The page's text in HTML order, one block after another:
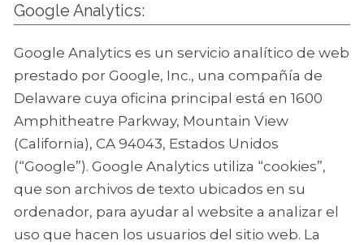
Google Analytics:
Google Analytics es un servicio analítico de web
prestado por Google, Inc., una compañía de
Delaware cuya oficina principal está en 1600
Amphitheatre Parkway, Mountain View
(California), CA 94043, Estados Unidos
(“Google”). Google Analytics utiliza “cookies”,
que son archivos de texto ubicados en su
ordenador, para ayudar al website a analizar el
uso que hacen los usuarios del sitio web. La